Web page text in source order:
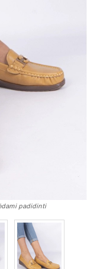
padidinti